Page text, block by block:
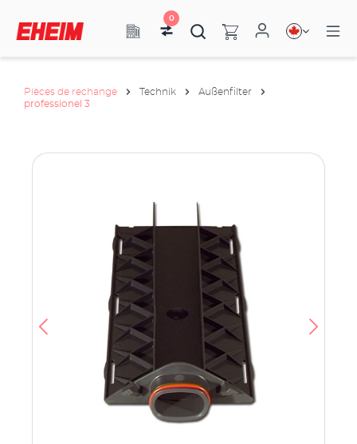
0
Pièces de rechange Technik
Außenfilter
professionel 3